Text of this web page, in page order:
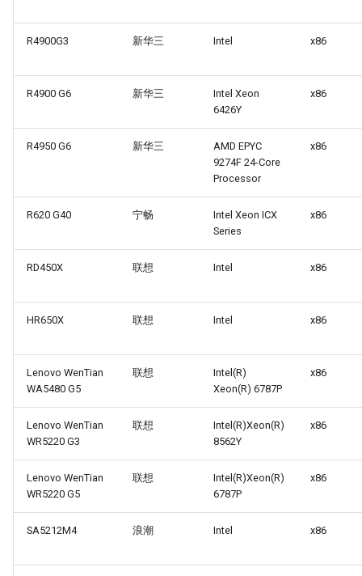
R4900G3 新华三 Intel x86
R4900 G6 新华三
Intel Xeon
6426Y
x86
R4950 G6 新华三
AMD EPYC
9274F 24-Core
Processor
x86
R620 G40 宁畅
Intel Xeon ICX
Series
x86
RD450X 联想 Intel x86
HR650X 联想 Intel x86
Lenovo WenTian
WA5480 G5
联想
Intel(R)
Xeon(R) 6787P
x86
Lenovo WenTian
WR5220 G3
联想
Intel(R)Xeon(R)
8562Y
x86
Lenovo WenTian
WR5220 G5
联想
Intel(R)Xeon(R)
6787P
x86
SA5212M4 浪潮 Intel x86